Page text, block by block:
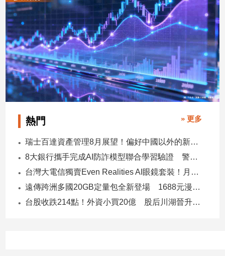
熱門 » 更多
瑞士百達資產管理8月展望！偏好中國以外的新興市場 看好這些產業
8大銀行攜手完成AI防詐模型聯合學習驗證 警示帳戶準確度提升2倍
台灣大電信獨賣Even Realities AI眼鏡套裝！月付1399元 專案價3990
遠傳跨洲多國20GB定量包全新登場 1688元漫遊逾百國家！
台股收跌214點！外資小買20億 股后川湖晉升萬金股